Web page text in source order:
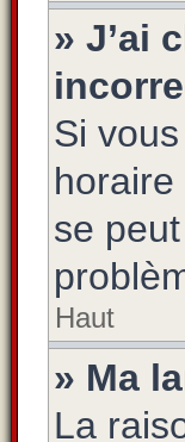
» J’ai
Si
horaire
se
Haut
» Ma
La